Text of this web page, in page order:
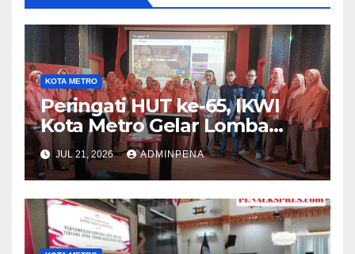
KOTA METRO
Peringati HUT ke-65, IKWI
Kota Metro Gelar Lomba
Fashion Show
JUL 21, 2026 ADMINPENA